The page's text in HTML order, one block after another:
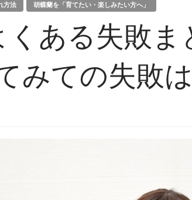
方法 胡蝶蘭を「育てたい・楽しみたい方へ」
くある失敗
みての失敗